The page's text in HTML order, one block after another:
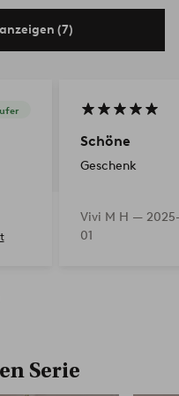
(7)
Schöne
Geschenk
Vivi M H —
01
Serie